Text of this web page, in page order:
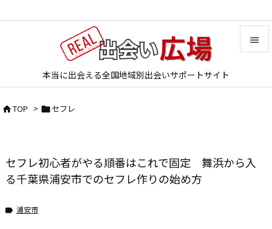
本当に出会える全国地域別出会いサポートサイト


TOP > セフレ
セフレ初心者がやる順番はこれで固定 舞浜から入
る千葉県浦安市でのセフレ作りの始め方
 浦安市